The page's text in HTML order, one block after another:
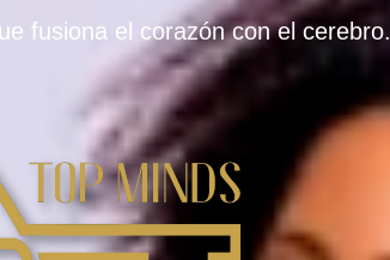
fusiona el corazón con el cerebro.